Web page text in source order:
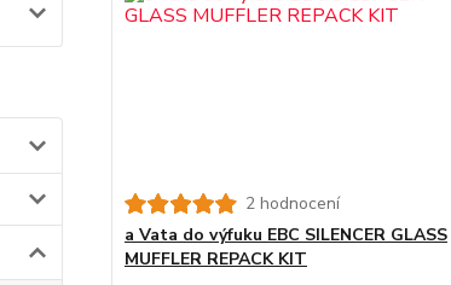
2 hodnocení
a Vata do výfuku EBC SILENCER GLASS
MUFFLER REPACK KIT